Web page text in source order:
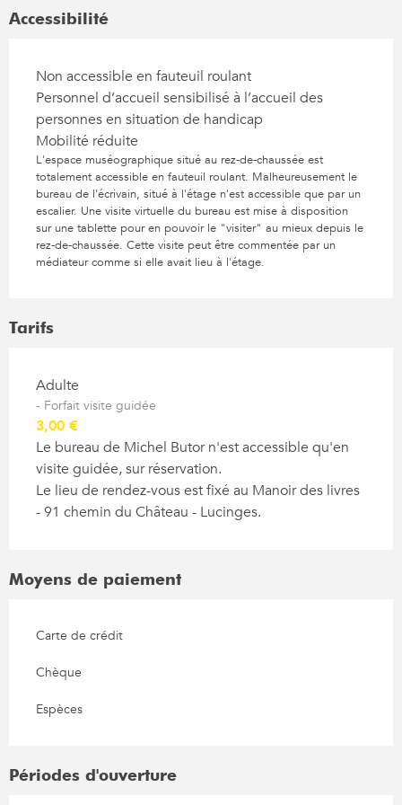
Accessibilité
Non accessible en fauteuil roulant
Personnel d’accueil sensibilisé à l’accueil des
personnes en situation de handicap
Mobilité réduite
L'espace muséographique situé au rez-de-chaussée est
totalement accessible en fauteuil roulant. Malheureusement le
bureau de l'écrivain, situé à l'étage n'est accessible que par un
escalier. Une visite virtuelle du bureau est mise à disposition
sur une tablette pour en pouvoir le "visiter" au mieux depuis le
rez-de-chaussée. Cette visite peut être commentée par un
médiateur comme si elle avait lieu à l'étage.
Tarifs
Tarifs 2026
Adulte
- Forfait visite guidée
3,00 €
Le bureau de Michel Butor n'est accessible qu'en
visite guidée, sur réservation.
Le lieu de rendez-vous est fixé au Manoir des livres
- 91 chemin du Château - Lucinges.
Moyens de paiement
Carte de crédit
Chèque
Espèces
Périodes d'ouverture